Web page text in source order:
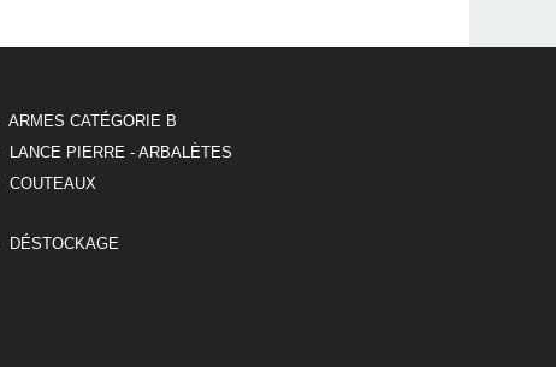
ARMES CATÉGORIE B
LANCE PIERRE - ARBALÈTES
COUTEAUX
DÉSTOCKAGE